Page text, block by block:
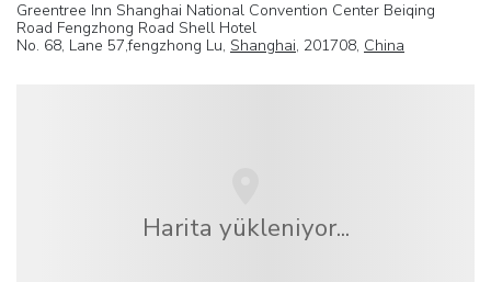
Greentree Inn Shanghai National Convention Center Beiqing
Road Fengzhong Road Shell Hotel
No. 68, Lane 57,fengzhong Lu, Shanghai, 201708, China
Harita yükleniyor...